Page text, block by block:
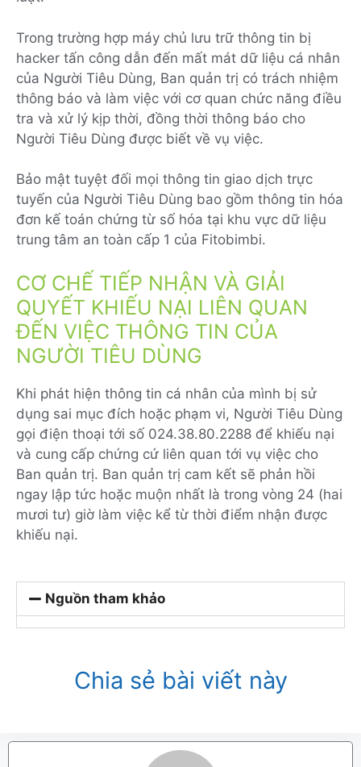
Trong trường hợp máy chủ lưu trữ thông tin bị
hacker tấn công dẫn đến mất mát dữ liệu cá nhân
của Người Tiêu Dùng, Ban quản trị có trách nhiệm
thông báo và làm việc với cơ quan chức năng điều
tra và xử lý kịp thời, đồng thời thông báo cho
Người Tiêu Dùng được biết về vụ việc.
Bảo mật tuyệt đối mọi thông tin giao dịch trực
tuyến của Người Tiêu Dùng bao gồm thông tin hóa
đơn kế toán chứng từ số hóa tại khu vực dữ liệu
trung tâm an toàn cấp 1 của Fitobimbi.
CƠ CHẾ TIẾP NHẬN VÀ GIẢI
QUYẾT KHIẾU NẠI LIÊN QUAN
ĐẾN VIỆC THÔNG TIN CỦA
NGƯỜI TIÊU DÙNG
Khi phát hiện thông tin cá nhân của mình bị sử
dụng sai mục đích hoặc phạm vi, Người Tiêu Dùng
gọi điện thoại tới số 024.38.80.2288 để khiếu nại
và cung cấp chứng cứ liên quan tới vụ việc cho
Ban quản trị. Ban quản trị cam kết sẽ phản hồi
ngay lập tức hoặc muộn nhất là trong vòng 24 (hai
mươi tư) giờ làm việc kể từ thời điểm nhận được
khiếu nại.
Nguồn tham khảo
Chia sẻ bài viết này